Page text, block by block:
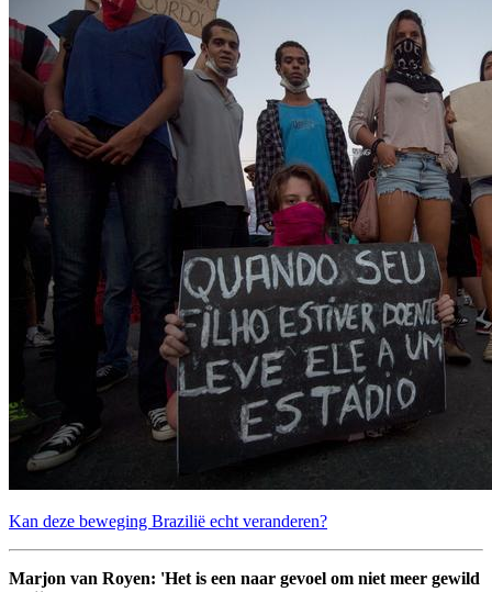
Kan deze beweging Brazilië echt veranderen?
Marjon van Royen: 'Het is een naar gevoel om niet meer gewild